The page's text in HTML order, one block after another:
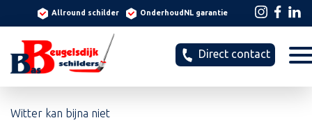
Allround schilder OnderhoudNL garantie
Direct contact
Witter kan bijna niet